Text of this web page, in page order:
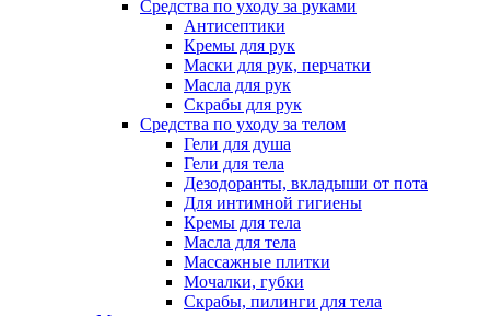
Средства по уходу за руками
Антисептики
Кремы для рук
Маски для рук, перчатки
Масла для рук
Скрабы для рук
Средства по уходу за телом
Гели для душа
Гели для тела
Дезодоранты, вкладыши от пота
Для интимной гигиены
Кремы для тела
Масла для тела
Массажные плитки
Мочалки, губки
Скрабы, пилинги для тела